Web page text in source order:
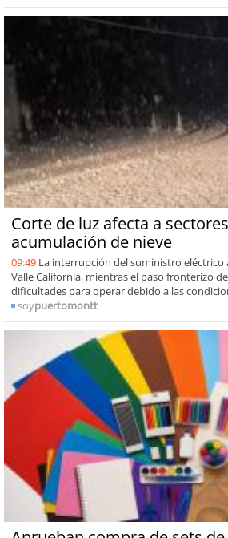
Corte de luz afecta a
acumulación de nieve
09:49 La interrupción del suministro eléctrico
Valle California, mientras el paso fronterizo
dificultades para operar debido a las
soypuertomontt